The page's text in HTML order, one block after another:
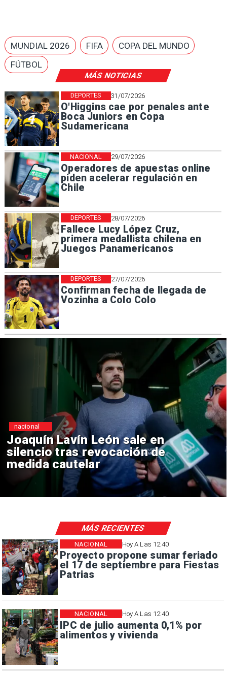
MÁS NOTICIAS
31/07/2026
O'Higgins cae por penales ante
Boca Juniors en Copa
Sudamericana
DEPORTES
29/07/2026
Operadores de apuestas online
piden acelerar regulación en
Chile
NACIONAL
28/07/2026
Fallece Lucy López Cruz,
primera medallista chilena en
Juegos Panamericanos
DEPORTES
27/07/2026
Confirman fecha de llegada de
Vozinha a Colo Colo
DEPORTES
MUNDIAL 2026 FIFA
COPA DEL MUNDO
FÚTBOL
Chile y Venezuela formalizan
reinicio de relaciones
consulares
nacional
Hoy A Las 12:40
Proyecto propone sumar feriado
el 17 de septiembre para Fiestas
Patrias
NACIONAL
Hoy A Las 12:40
IPC de julio aumenta 0,1% por
alimentos y vivienda
NACIONAL
MÁS RECIENTES